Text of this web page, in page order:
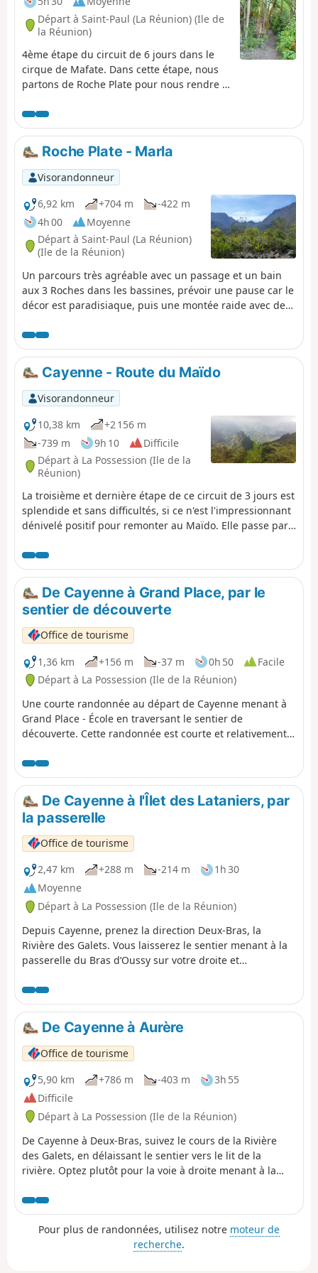
Départ à Saint-Paul (La Réunion) (Ile de
la Réunion)
4ème étape du circuit de 6 jours dans le
cirque de Mafate. Dans cette étape, nous
partons de Roche Plate pour nous rendre à
îlets des Orangers, des Lataniers et de
Cayenne. Nous croiserons au lieu dit la
Brèche, le sentier qui permet de remonter
au Maïdo.
Roche Plate - Marla
Visorandonneur
6,92 km
+704 m
-422 m
4h 00
Moyenne
Départ à Saint-Paul (La Réunion)
(Ile de la Réunion)
Un parcours très agréable avec un passage et un bain
aux 3 Roches dans les bassines, prévoir une pause car le
décor est paradisiaque, puis une montée raide avec des
Cayenne - Route du Maïdo
Visorandonneur
10,38 km
+2 156 m
-739 m
9h 10
Difficile
Départ à La Possession (Ile de la
Réunion)
La troisième et dernière étape de ce circuit de 3 jours est
splendide et sans difficultés, si ce n'est l'impressionnant
dénivelé positif pour remonter au Maïdo. Elle passe par
De Cayenne à Grand Place, par le
sentier de découverte
Office de tourisme
1,36 km
+156 m -37 m 0h 50
Facile
Départ à La Possession (Ile de la Réunion)
Une courte randonnée au départ de Cayenne menant à
Grand Place - École en traversant le sentier de
découverte. Cette randonnée est courte et relativement
Mafate. Vous traverserez une partie de la Ravine des
Calumets et de la Ravine Kichenin pour terminer sur
l'École de Grand Place.
De Cayenne à l'Îlet des Lataniers, par
la passerelle
Office de tourisme
2,47 km
+288 m -214 m
1h 30
Moyenne
Départ à La Possession (Ile de la Réunion)
Depuis Cayenne, prenez la direction Deux-Bras, la
Rivière des Galets. Vous laisserez le sentier menant à la
passerelle du Bras d’Oussy sur votre droite et
la prochaine intersection, prenez à gauche direction la
passerelle de l’Îlet des Lataniers. La dernière montée est
assez sèche, courte et sans difficulté technique
particulière.
De Cayenne à Aurère
Office de tourisme
5,90 km
+786 m -403 m
3h 55
Difficile
Départ à La Possession (Ile de la Réunion)
De Cayenne à Deux-Bras, suivez le cours de la Rivière
des Galets, en délaissant le sentier vers le lit de la
rivière. Optez plutôt pour la voie à droite menant à la
à droite en direction d'Aurère, amorçant ainsi l'ascension
vers Bord Bazar. La montée débute par un passage
sécurisé le long d'une falaise, offrant une vue
époustouflante sur le rempart du Maïdo et le Piton
Pour plus de randonnées, utilisez notre moteur de
recherche.